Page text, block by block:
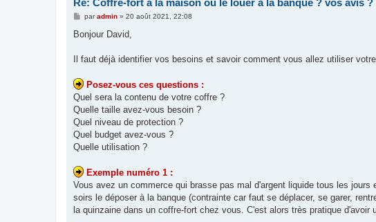
Re: Coffre-fort à la maison ou le louer à la banque ? vos avis ?
M
s
g
paradmin» 20 août 2021, 22:08
Bonjour David,
Il faut déjà identifier vos besoins et savoir comment vous allez utiliser votre
Posez-vous ces questions :
Quel sera la contenu de votre coffre ?
Quelle taille avez-vous besoin ?
Quel niveau de protection ?
Quel budget avez-vous ?
Quelle utilisation ?
Exemple numéro 1 :
Vous avez un commerce qui brasse pas mal d'argent liquide tous les
soirs le déposer à la banque (contrainte car faut se déplacer, se garer,
la quinzaine dans un coffre-fort chez vous. C'est alors très pratique